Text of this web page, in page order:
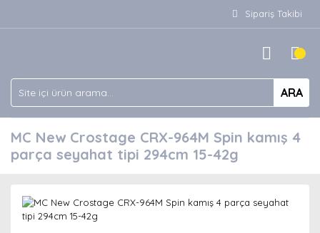
Sipariş Takibi
ARA
MC New Crostage CRX-964M Spin kamış 4
parça seyahat tipi 294cm 15-42g